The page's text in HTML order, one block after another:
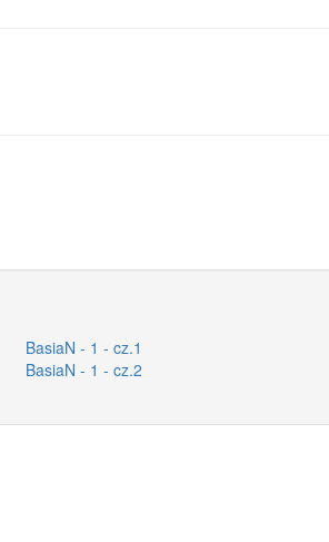
BasiaN - 1 - cz.1
BasiaN - 1 - cz.2